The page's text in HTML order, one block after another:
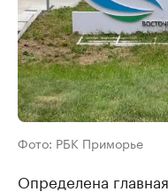
Фото: РБК Приморье
Определена